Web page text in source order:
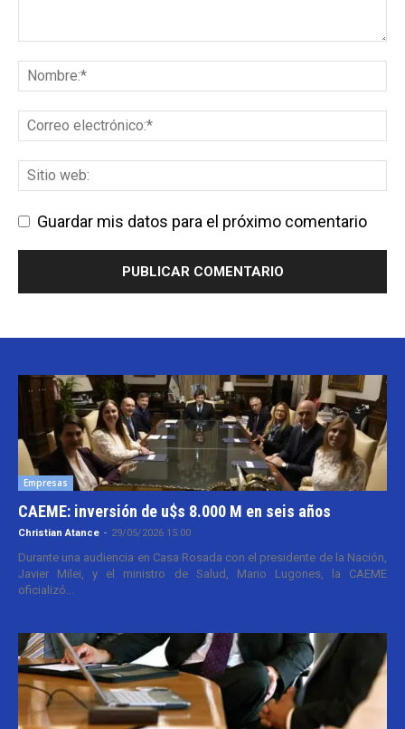
Guardar mis datos para el próximo comentario
Empresas
CAEME: inversión de u$s 8.000 M en seis años
Christian Atance - 29/05/2026 15:00
Durante una audiencia en Casa Rosada con el presidente de la Nación,
Javier Milei, y el ministro de Salud, Mario Lugones, la CAEME
oficializó...